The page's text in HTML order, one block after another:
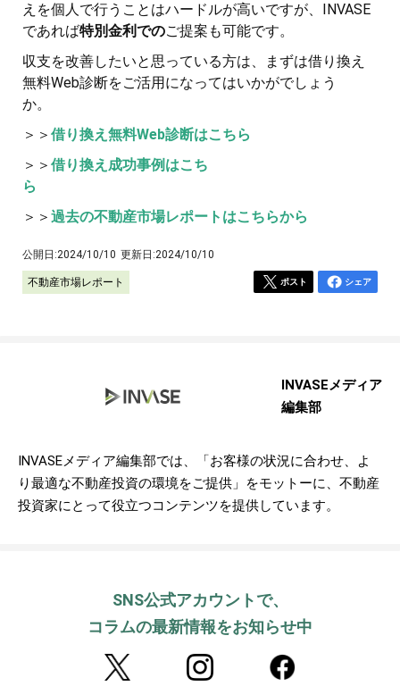
えを個人で行うことはハードルが高いですが、INVASE
であれば特別金利でのご提案も可能です。
収支を改善したいと思っている方は、まずは借り換え
無料Web診断をご活用になってはいかがでしょう
か。
＞＞ 借り換え無料Web診断はこちら
＞＞ 借り換え成功事例はこち
ら
＞＞ 過去の不動産市場レポートはこちらから
公開日:2024/10/10 更新日:2024/10/10
不動産市場レポート ポスト シェア
INVASEメディア
編集部
INVASEメディア編集部では、「お客様の状況に合わせ、よ
り最適な不動産投資の環境をご提供」をモットーに、不動産
投資家にとって役立つコンテンツを提供しています。
SNS公式アカウントで、
コラムの最新情報をお知らせ中